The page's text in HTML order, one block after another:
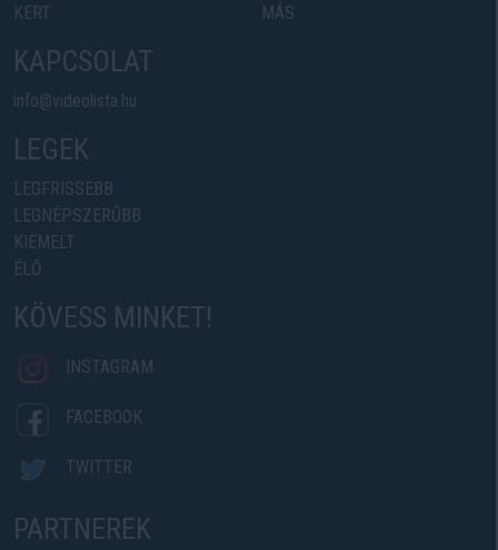
KERT
MÁS
KAPCSOLAT
info@videolista.hu
LEGEK
LEGFRISSEBB
LEGNÉPSZERŰBB
KIEMELT
ÉLŐ
KÖVESS MINKET!
INSTAGRAM
FACEBOOK
TWITTER
PARTNEREK